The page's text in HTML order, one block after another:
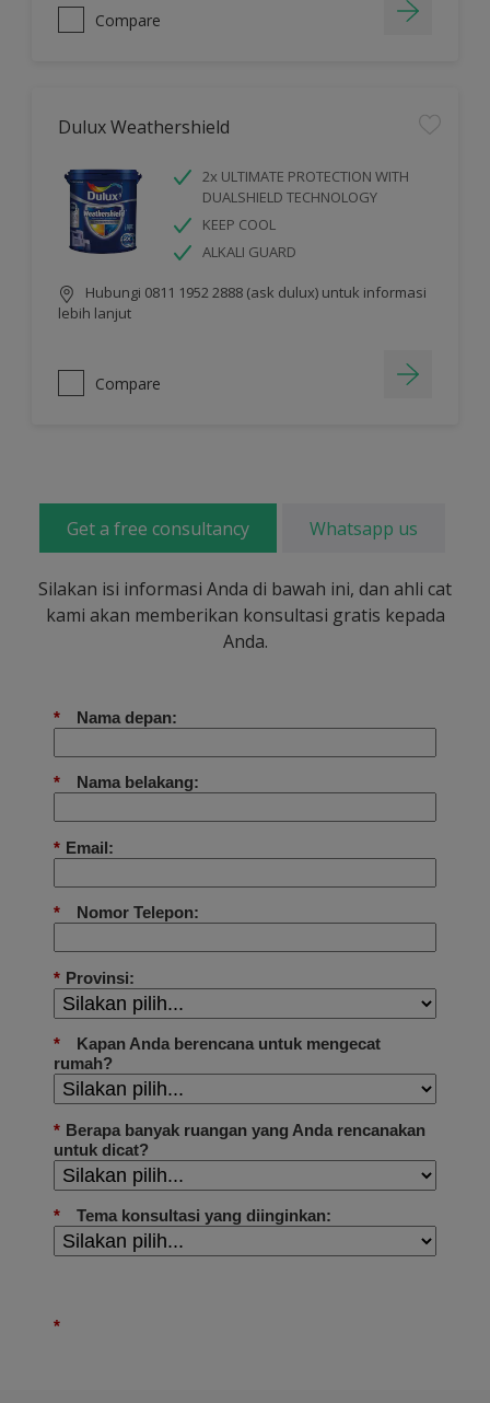
Compare
Dulux Weathershield
2x ULTIMATE PROTECTION WITH
DUALSHIELD TECHNOLOGY
KEEP COOL
ALKALI GUARD
Hubungi 0811 1952 2888 (ask dulux) untuk informasi
lebih lanjut
Compare
Get a free consultancy Whatsapp us
Silakan isi informasi Anda di bawah ini, dan ahli cat
kami akan memberikan konsultasi gratis kepada
Anda.